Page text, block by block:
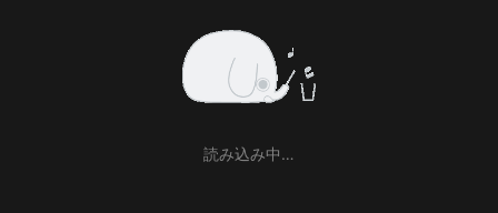
読み込み中…